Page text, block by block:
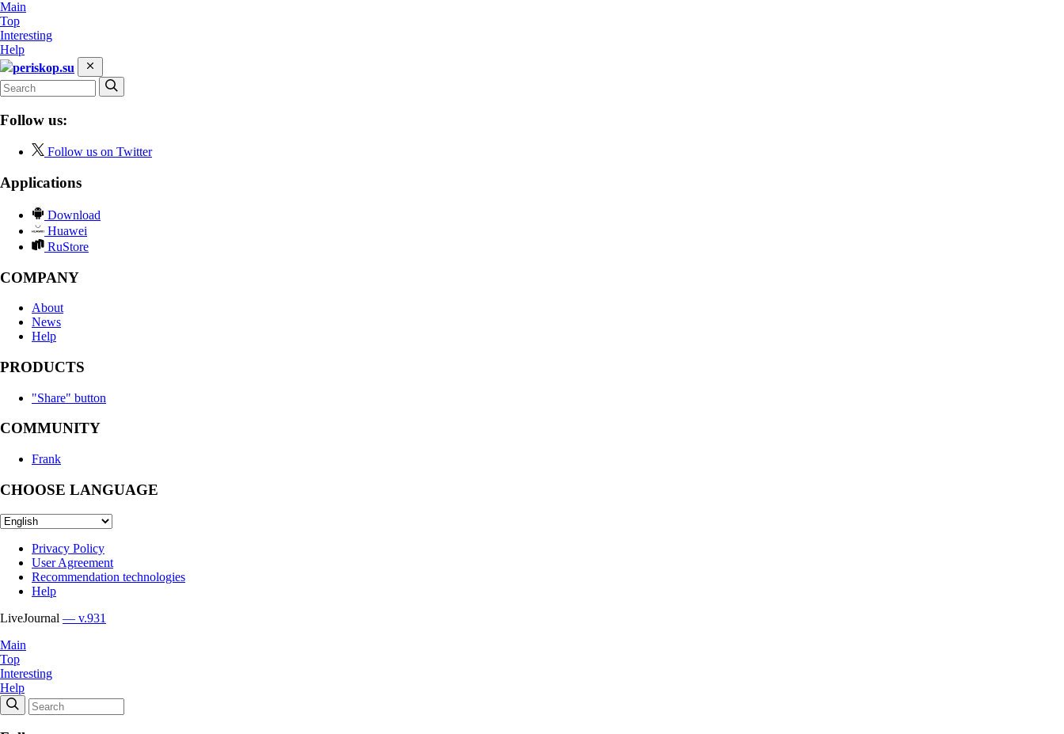
Main
Top
Interesting
Help
periskop.su
Follow us:
Follow us on Twitter
Applications
Download
Huawei
RuStore
COMPANY
About
News
Help
PRODUCTS
"Share" button
COMMUNITY
Frank
CHOOSE LANGUAGE
Privacy Policy
User Agreement
Recommendation technologies
Help
LiveJournal — v.931
Main
Top
Interesting
Help